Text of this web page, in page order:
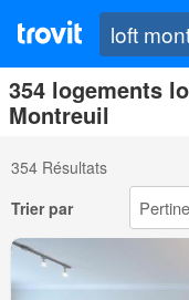
354 logements
Montreuil
354 Résultats
Trier par